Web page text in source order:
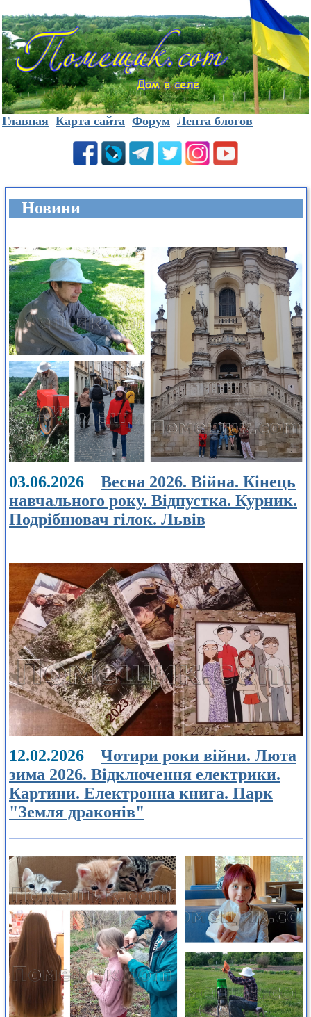
Главная Карта сайта Форум Лента блогов
Новини
03.06.2026 Весна 2026. Війна. Кінець
навчального року. Відпустка. Курник.
Подрібнювач гілок. Львів
12.02.2026 Чотири роки війни. Люта
зима 2026. Відключення електрики.
Картини. Електронна книга. Парк
"Земля драконів"